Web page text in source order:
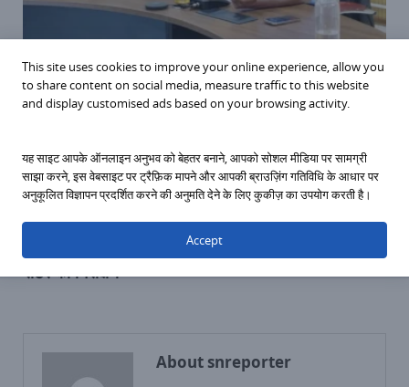
Sagar News कलेक्टर की बड़ी कार्रवाई: जिले के 41 आदतन
अपराधियों को किया जिला बदर
PREVIOUS ARTICLE
रहली, गढ़ाकोटा के CCC,
सेंटर का निरीक्षण
NEXT ARTICLE
किल कोरोना अभियान का
About snreporter
This site uses cookies to improve your online experience, allow you
to share content on social media, measure traffic to this website
and display customised ads based on your browsing activity.
यह साइट आपके ऑनलाइन अनुभव को बेहतर बनाने, आपको सोशल मीडिया पर सामग्री
साझा करने, इस वेबसाइट पर ट्रैफ़िक मापने और आपकी ब्राउज़िंग गतिविधि के आधार पर
अनुकूलित विज्ञापन प्रदर्शित करने की अनुमति देने के लिए कुकीज़ का उपयोग करती है।
Accept